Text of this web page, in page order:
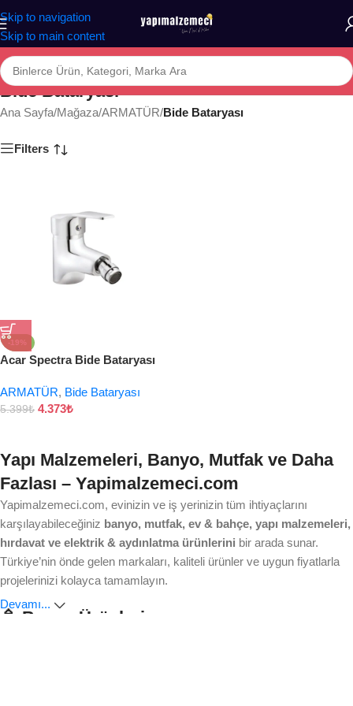
Skip to navigation
Skip to main content
Bide Bataryası
Ana Sayfa/Mağaza/ARMATÜR/Bide Bataryası
Filters
-19%
Acar Spectra Bide Bataryası
ARMATÜR, Bide Bataryası
5.399₺ 4.373₺
Yapı Malzemeleri, Banyo, Mutfak ve Daha
Fazlası – Yapimalzemeci.com
Yapimalzemeci.com, evinizin ve iş yerinizin tüm ihtiyaçlarını
karşılayabileceğiniz banyo, mutfak, ev & bahçe, yapı malzemeleri,
hırdavat ve elektrik & aydınlatma ürünlerini bir arada sunar.
Türkiye’nin önde gelen markaları, kaliteli ürünler ve uygun fiyatlarla
projelerinizi kolayca tamamlayın.
🚿 Banyo Ürünleri
Devamı...